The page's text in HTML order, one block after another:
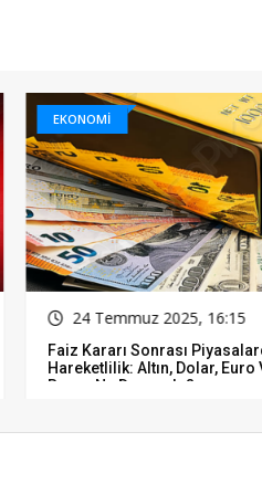
EKONOMİ
24 Temmuz 2025, 16:15
Faiz Kararı Sonrası
Hareketlilik: Altın, Dolar, Euro
Borsa Ne Durumda?